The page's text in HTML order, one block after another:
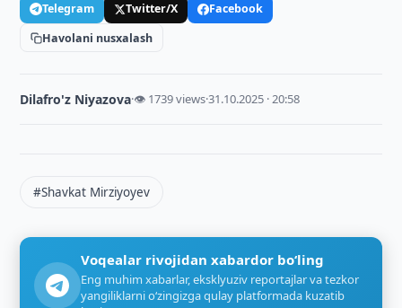
Telegram Twitter/X
Facebook
Havolani nusxalash
Dilafro'z Niyazova·👁 1739 views·31.10.2025 · 20:58
#Shavkat Mirziyoyev
Voqealar rivojidan xabardor bo‘ling
Eng muhim xabarlar, eksklyuziv reportajlar va tezkor
yangiliklarni o‘zingizga qulay platformada kuzatib